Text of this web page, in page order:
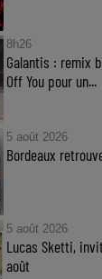
8h26
Galantis : remix
Off You pour un...
5 août 2026
Bordeaux
5 août 2026
Lucas Sketti,
août